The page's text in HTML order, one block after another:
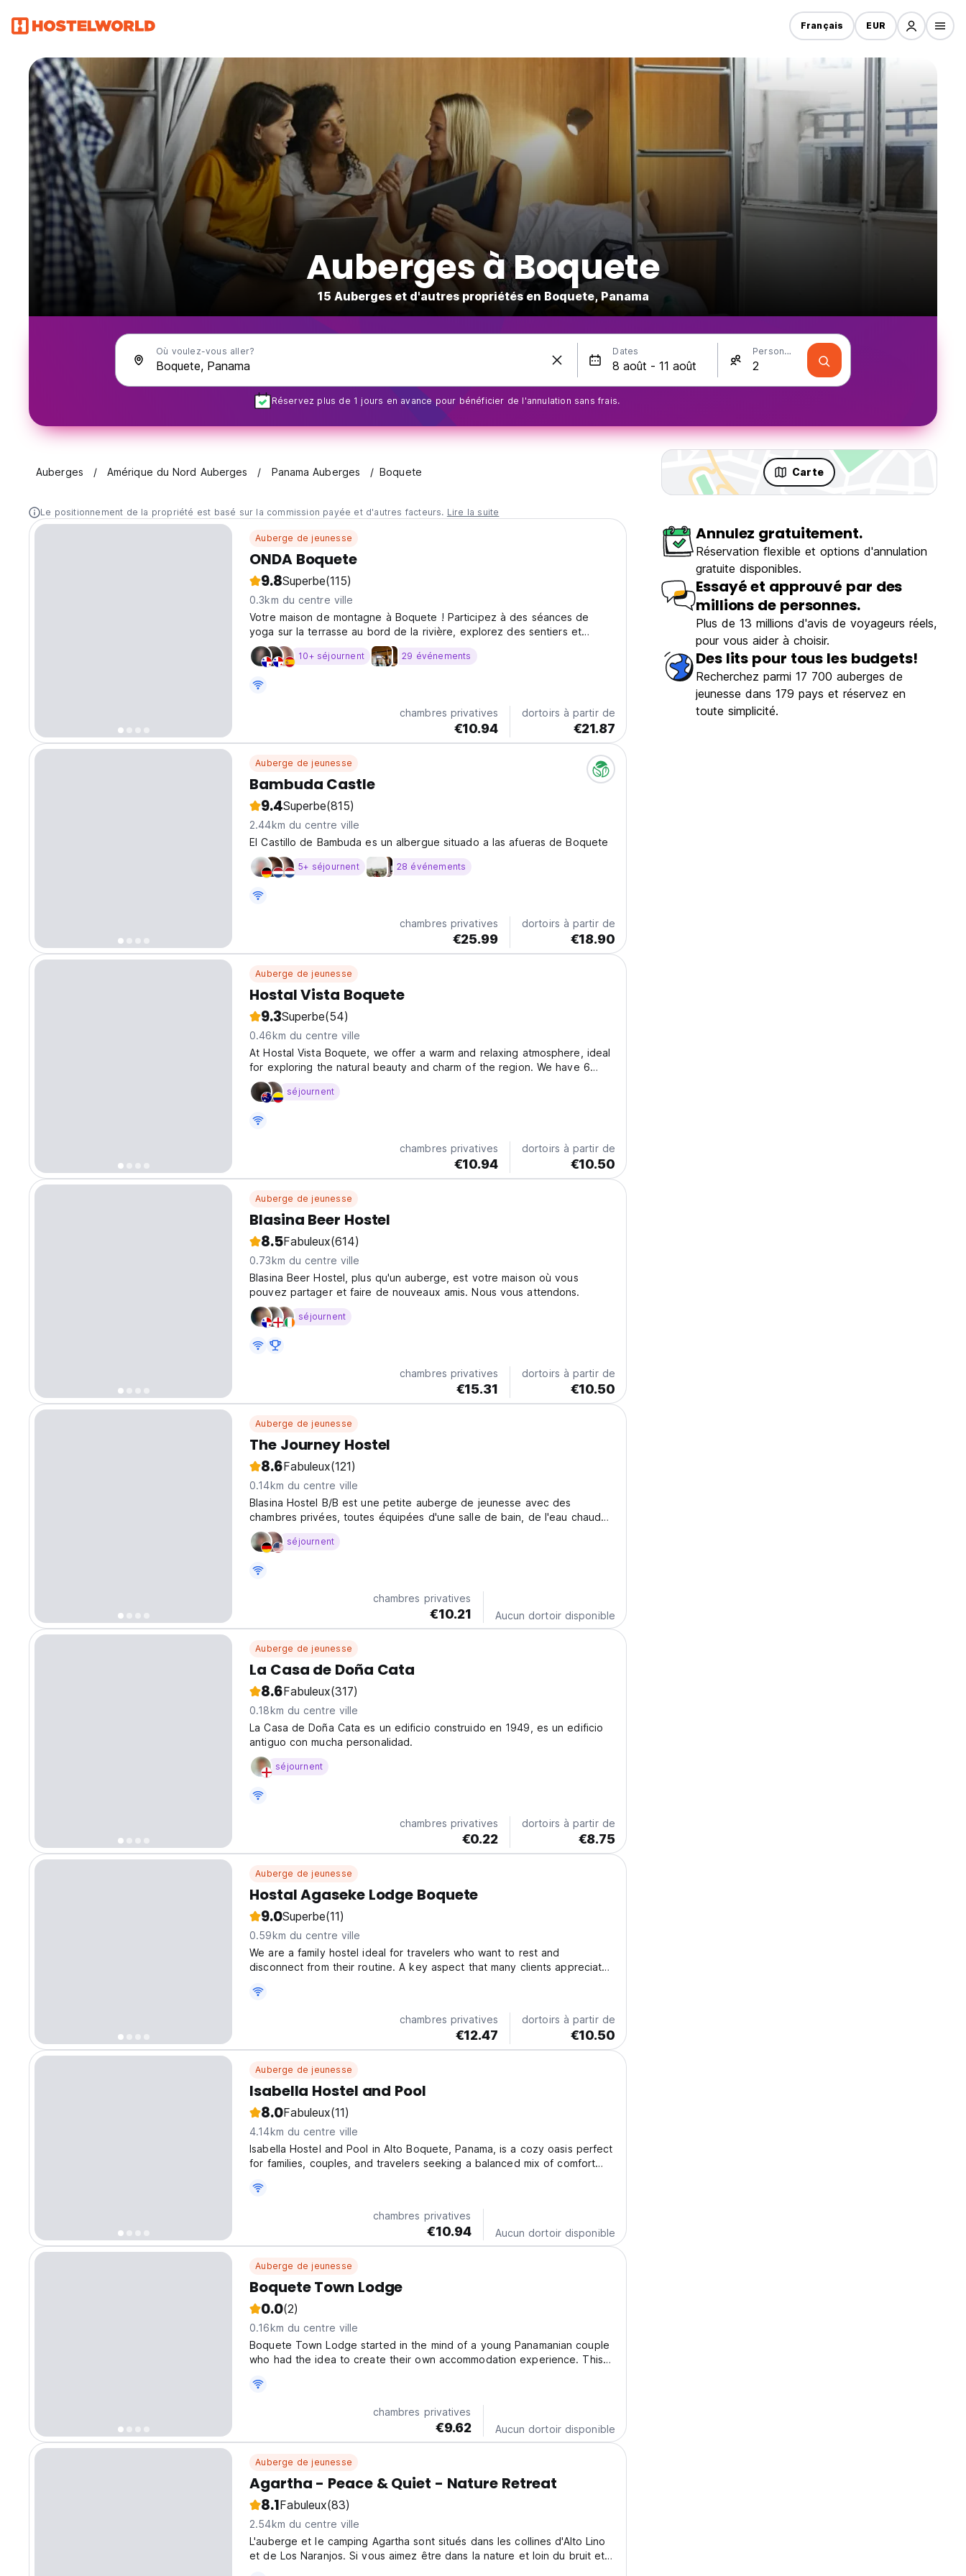
Français EUR
Auberges à Boquete
15 Auberges et d'autres propriétés en Boquete, Panama
Où voulez-vous aller? Dates Personnes
Réservez plus de 1 jours en avance pour bénéficier de l'annulation sans frais.
Auberges Amérique du Nord Auberges Panama Auberges Boquete Carte
Le positionnement de la propriété est basé sur la commission payée et d'autres facteurs. Lire la suite
Auberge de jeunesse
ONDA Boquete
9.8Superbe(115)
0.3km du centre ville
Votre maison de montagne à Boquete ! Participez à des séances de
yoga sur la terrasse au bord de la rivière, explorez des sentiers et
partagez des histoires au coin du feu. Une auberge conviviale pour
profiter du calme et de la communauté. (Auto-translated...
10+ séjournent 29 événements
chambres privatives
€10.94
dortoirs à partir de
€21.87
Auberge de jeunesse
Bambuda Castle
9.4Superbe(815)
2.44km du centre ville
El Castillo de Bambuda es un albergue situado a las afueras de Boquete
5+ séjournent 28 événements
chambres privatives
€25.99
dortoirs à partir de
€18.90
Auberge de jeunesse
Hostal Vista Boquete
9.3Superbe(54)
0.46km du centre ville
At Hostal Vista Boquete, we offer a warm and relaxing atmosphere, ideal
for exploring the natural beauty and charm of the region. We have 6
rooms designed to meet various needs, from private options to shared
spaces, all equipped with essentials to guarantee...
séjournent
chambres privatives
€10.94
dortoirs à partir de
€10.50
Auberge de jeunesse
Blasina Beer Hostel
8.5Fabuleux(614)
0.73km du centre ville
Blasina Beer Hostel, plus qu'un auberge, est votre maison où vous
pouvez partager et faire de nouveaux amis. Nous vous attendons.
séjournent
chambres privatives
€15.31
dortoirs à partir de
€10.50
Auberge de jeunesse
The Journey Hostel
8.6Fabuleux(121)
0.14km du centre ville
Blasina Hostel B/B est une petite auberge de jeunesse avec des
chambres privées, toutes équipées d'une salle de bain, de l'eau chaude,
du Wi-Fi, d'une cuisine commune entièrement équipée et d'un accès
gratuit au café, au thé et aux crêpes.
séjournent
chambres privatives
€10.21 Aucun dortoir disponible
Auberge de jeunesse
La Casa de Doña Cata
8.6Fabuleux(317)
0.18km du centre ville
La Casa de Doña Cata es un edificio construido en 1949, es un edificio
antiguo con mucha personalidad.
séjournent
chambres privatives
€0.22
dortoirs à partir de
€8.75
Auberge de jeunesse
Hostal Agaseke Lodge Boquete
9.0Superbe(11)
0.59km du centre ville
We are a family hostel ideal for travelers who want to rest and
disconnect from their routine. A key aspect that many clients appreciate
common areas consist of a large living room...
chambres privatives
€12.47
dortoirs à partir de
€10.50
Auberge de jeunesse
Isabella Hostel and Pool
8.0Fabuleux(11)
4.14km du centre ville
Isabella Hostel and Pool in Alto Boquete, Panama, is a cozy oasis perfect
for families, couples, and travelers seeking a balanced mix of comfort
easy access to some of Panama’s most...
chambres privatives
€10.94 Aucun dortoir disponible
Auberge de jeunesse
Boquete Town Lodge
0.0(2)
0.16km du centre ville
Boquete Town Lodge started in the mind of a young Panamanian couple
who had the idea to create their own accommodation experience. This
your stay comfortable and will help with everything...
chambres privatives
€9.62 Aucun dortoir disponible
Auberge de jeunesse
Agartha - Peace & Quiet - Nature Retreat
8.1Fabuleux(83)
2.54km du centre ville
L'auberge et le camping Agartha sont situés dans les collines d'Alto Lino
et de Los Naranjos. Si vous aimez être dans la nature et loin du bruit et
Annulez gratuitement.
Réservation flexible et options d'annulation
gratuite disponibles.
Essayé et approuvé par des
millions de personnes.
Plus de 13 millions d'avis de voyageurs réels,
pour vous aider à choisir.
Des lits pour tous les budgets!
Recherchez parmi 17 700 auberges de
jeunesse dans 179 pays et réservez en
toute simplicité.